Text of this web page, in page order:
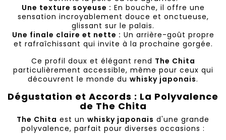
Une texture soyeuse : En bouche, il offre une
sensation incroyablement douce et onctueuse,
glissant sur le palais.
Une finale claire et nette : Un arrière-goût propre
et rafraîchissant qui invite à la prochaine gorgée.
Ce profil doux et élégant rend The Chita
particulièrement accessible, même pour ceux qui
découvrent le monde du whisky japonais.
Dégustation et Accords : La Polyvalence
de The Chita
The Chita est un whisky japonais d'une grande
polyvalence, parfait pour diverses occasions :